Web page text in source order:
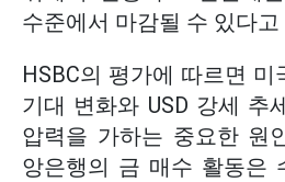
수준에서 마감될 수 있다
HSBC의 평가에 따르면
기대 변화와 USD 강세 추
압력을 가하는 중요한 원
앙은행의 금 매수 활동은